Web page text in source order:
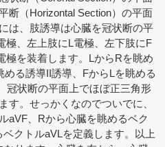
断（Horizontal Section）の平面
は、肢誘導は心臓を冠状断の平
極、左上肢にL電極、左下肢にF
極を装着します。LからRを眺め
る誘導II誘導、FからLを眺める
冠状断の平面上でほぼ正三角形
す。せっかくなのでついでに、
aVF、Rから心臓を眺めるベク
ベクトルaVLを定義します。以上